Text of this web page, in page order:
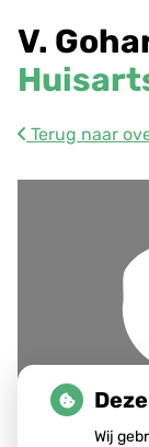
s
g
e
g
e
v
V.
Terug naar
Wij